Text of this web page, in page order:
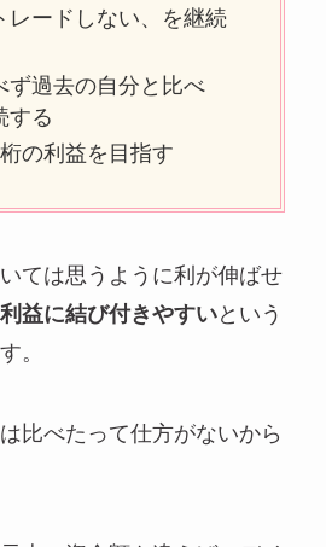
レードしない、を継続
ず過去の自分と比べ
する
の利益を目指す
ては思うように利が伸ばせ
益に結び付きやすいという
。
比べたって仕方がないから